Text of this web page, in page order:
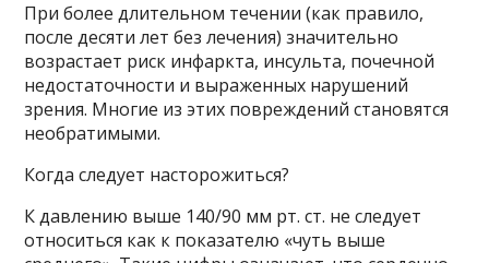
При более длительном течении (как правило,
после десяти лет без лечения) значительно
возрастает риск инфаркта, инсульта, почечной
недостаточности и выраженных нарушений
зрения. Многие из этих повреждений становятся
необратимыми.
Когда следует насторожиться?
К давлению выше 140/90 мм рт. ст. не следует
относиться как к показателю «чуть выше